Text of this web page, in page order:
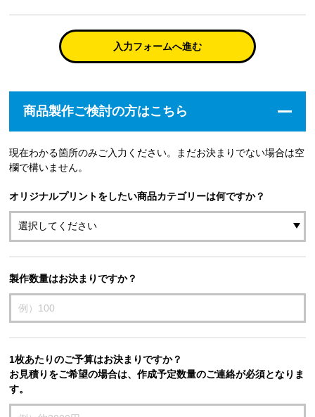
入力フォームへ進む
商品製作ご検討の方はこちら
現在わかる箇所のみご入力ください。まだお決まりでない場合は空
欄で構いません。
オリジナルプリントをしたい商品カテゴリーは何ですか？
製作数量はお決まりですか？
1枚あたりのご予算はお決まりですか？
お見積りをご希望の場合は、作成予定数量のご連絡が必須となりま
す。